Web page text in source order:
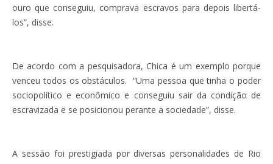
ouro que conseguiu, comprava escravos para depois libertá-
los”, disse.
De acordo com a pesquisadora, Chica é um exemplo porque
venceu todos os obstáculos. “Uma pessoa que tinha o poder
sociopolítico e econômico e conseguiu sair da condição de
escravizada e se posicionou perante a sociedade”, disse.
A sessão foi prestigiada por diversas personalidades de Rio